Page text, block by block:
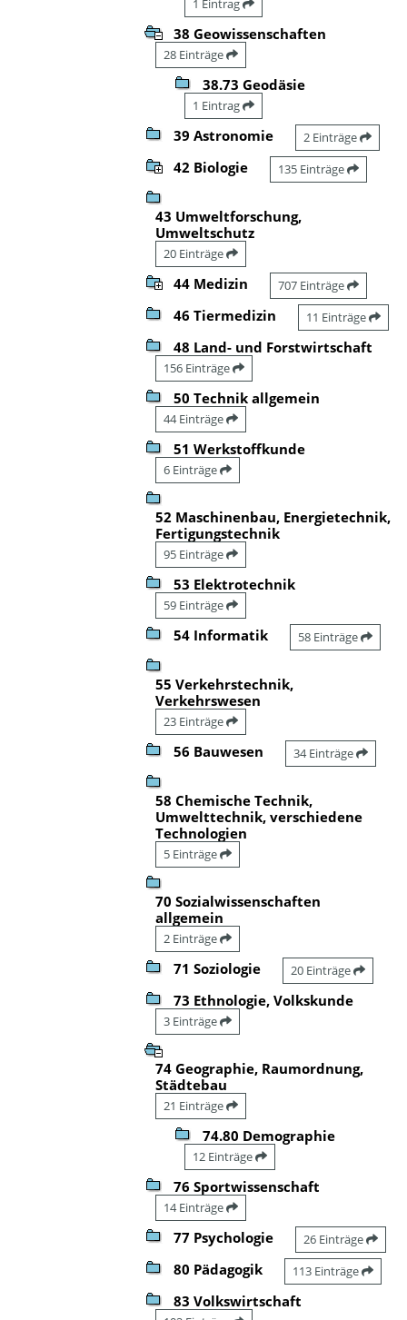
1 Eintrag
38 Geowissenschaften
28 Einträge
38.73 Geodäsie
1 Eintrag
39 Astronomie 2 Einträge
42 Biologie 135 Einträge
43 Umweltforschung,
Umweltschutz
20 Einträge
44 Medizin 707 Einträge
46 Tiermedizin 11 Einträge
48 Land- und Forstwirtschaft
156 Einträge
50 Technik allgemein
44 Einträge
51 Werkstoffkunde
6 Einträge
52 Maschinenbau, Energietechnik,
Fertigungstechnik
95 Einträge
53 Elektrotechnik
59 Einträge
54 Informatik 58 Einträge
55 Verkehrstechnik,
Verkehrswesen
23 Einträge
56 Bauwesen 34 Einträge
58 Chemische Technik,
Umwelttechnik, verschiedene
Technologien
5 Einträge
70 Sozialwissenschaften
allgemein
2 Einträge
71 Soziologie 20 Einträge
73 Ethnologie, Volkskunde
3 Einträge
74 Geographie, Raumordnung,
Städtebau
21 Einträge
74.80 Demographie
12 Einträge
76 Sportwissenschaft
14 Einträge
77 Psychologie 26 Einträge
80 Pädagogik 113 Einträge
83 Volkswirtschaft